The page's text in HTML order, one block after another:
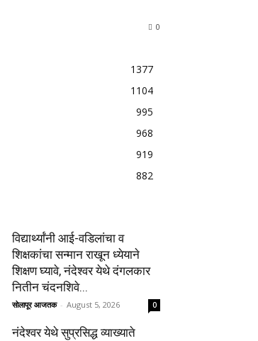
0
1377
1104
995
968
919
882
विद्यार्थ्यांनी आई-वडिलांचा व
शिक्षकांचा सन्मान राखून ध्येयाने
शिक्षण घ्यावे, नंदेश्वर येथे दंगलकार
नितीन चंदनशिवे...
सोलापूर आजतक - August 5, 2026 0
नंदेश्वर येथे सुप्रसिद्ध व्याख्याते